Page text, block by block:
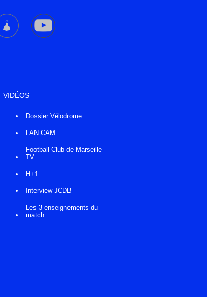
VIDÉOS
Dossier Vélodrome
FAN CAM
Football Club de Marseille
TV
H+1
Interview JCDB
Les 3 enseignements du
match